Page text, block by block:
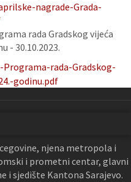
nagrade-Grada-
rada Gradskog vijeća
- 30.10.2023.
rada-Gradskog-
godinu.pdf
njena metropola i
i prometni centar, glavni
i sjedište Kantona Sarajevo.